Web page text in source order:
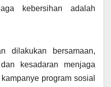
kebersihan adalah
dilakukan bersamaan,
kesadaran menjaga
program sosial